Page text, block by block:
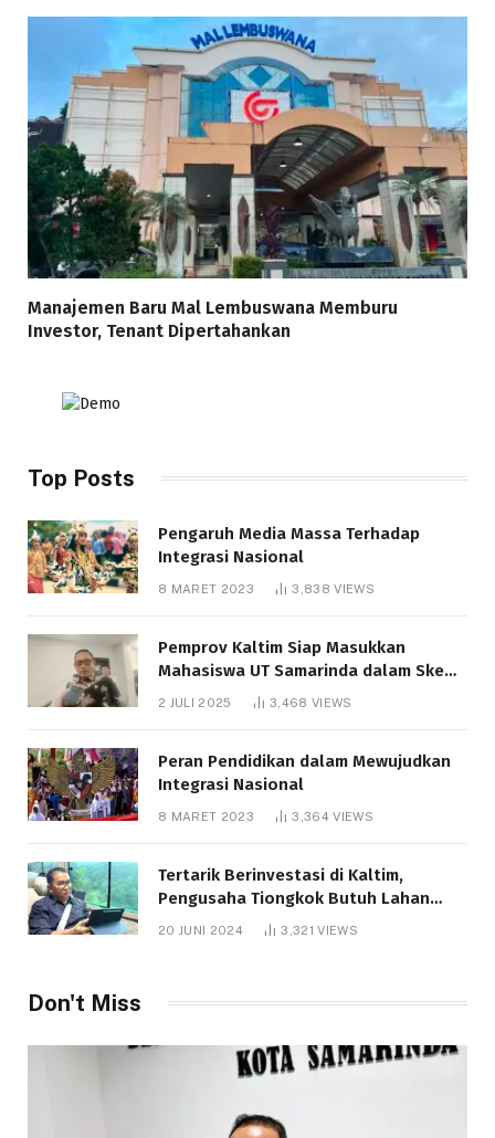
Manajemen Baru Mal Lembuswana Memburu
Investor, Tenant Dipertahankan
Top Posts
Pengaruh Media Massa Terhadap
Integrasi Nasional
8 MARET 2023 3,838VIEWS
Pemprov Kaltim Siap Masukkan
Mahasiswa UT Samarinda dalam Skema
Bantuan Pendidikan Gratispol
2 JULI 2025 3,468 VIEWS
Peran Pendidikan dalam Mewujudkan
Integrasi Nasional
8 MARET 2023 3,364VIEWS
Tertarik Berinvestasi di Kaltim,
Pengusaha Tiongkok Butuh Lahan
1.000 Hektare
20 JUNI 2024 3,321VIEWS
Don't Miss